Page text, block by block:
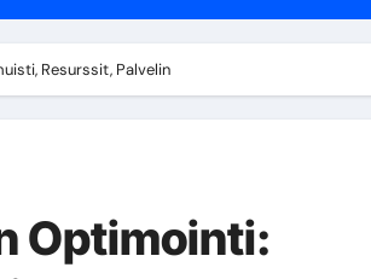
Palvelin
Resurssit, Palvelin
Optimointi: